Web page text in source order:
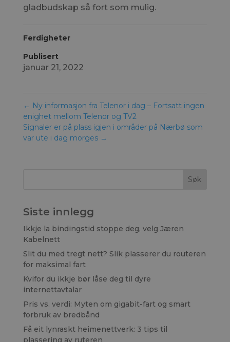
gladbudskap så fort som mulig.
Ferdigheter
Publisert
januar 21, 2022
← Ny informasjon fra Telenor i dag – Fortsatt ingen
enighet mellom Telenor og TV2
Signaler er på plass igjen i områder på Nærbø som
var ute i dag morges →
Siste innlegg
Ikkje la bindingstid stoppe deg, velg Jæren
Kabelnett
Slit du med tregt nett? Slik plasserer du routeren
for maksimal fart
Kvifor du ikkje bør låse deg til dyre
internettavtalar
Pris vs. verdi: Myten om gigabit-fart og smart
forbruk av bredbånd
Få eit lynraskt heimenettverk: 3 tips til
plassering av ruteren